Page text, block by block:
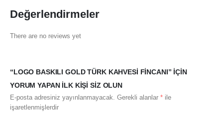
Değerlendirmeler
There are no reviews yet
“LOGO BASKILI GOLD TÜRK KAHVESI FINCANI” IÇIN
YORUM YAPAN ILK KIŞI SIZ OLUN
E-posta adresiniz yayınlanmayacak. Gerekli alanlar * ile
işaretlenmişlerdir